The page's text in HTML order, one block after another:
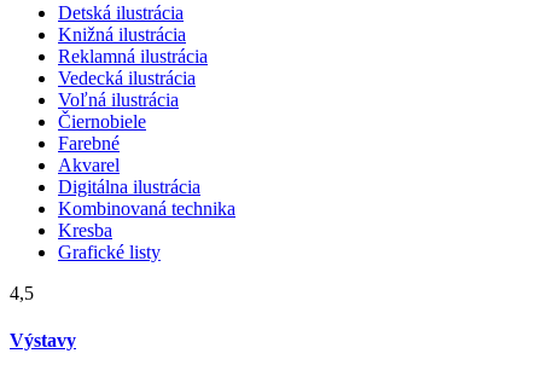
Detská ilustrácia
Knižná ilustrácia
Reklamná ilustrácia
Vedecká ilustrácia
Voľná ilustrácia
Čiernobiele
Farebné
Akvarel
Digitálna ilustrácia
Kombinovaná technika
Kresba
Grafické listy
4,5
Výstavy